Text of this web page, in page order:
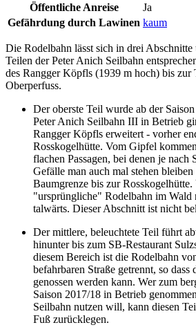
Öffentliche Anreise
Ja
Gefährdung durch Lawinen kaum
Die Rodelbahn lässt sich in drei Abschnitte
Teilen der Peter Anich Seilbahn
des Rangger Köpfls (1939 m hoch) bis zur
Oberperfuss.
Der oberste Teil wurde ab der
Peter Anich Seilbahn III in Betrieb
Rangger Köpfls erweitert - vorher
Rosskogelhütte. Vom Gipfel
flachen Passagen, bei denen je nach
Gefälle man auch mal stehen
Baumgrenze bis zur
"ursprüngliche" Rodelbahn im Wald
talwärts. Dieser Abschnitt ist nicht
Der mittlere, beleuchtete Teil führt
hinunter bis zum SB-Restaurant
diesem Bereich ist die Rodelbahn
befahrbaren Straße getrennt, so
genossen werden kann. Wer zum
Saison 2017/18 in Betrieb
Seilbahn nutzen will, kann diesen
Fuß zurücklegen.